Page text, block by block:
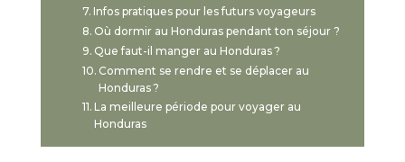
Infos pratiques pour les futurs voyageurs
Où dormir au Honduras pendant ton séjour ?
Que faut-il manger au Honduras ?
Comment se rendre et se déplacer au
Honduras ?
La meilleure période pour voyager au
Honduras